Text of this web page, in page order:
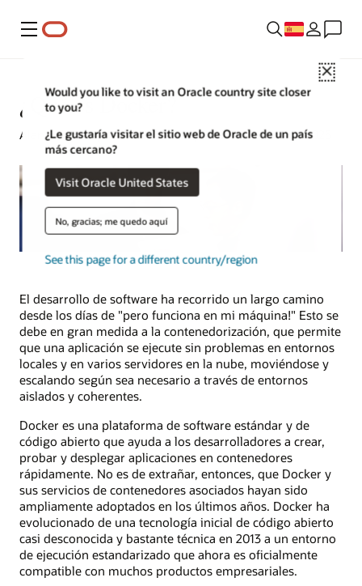
Menú
Close
Would you like to visit an Oracle country site closer
to you?
¿Le gustaría visitar el sitio web de Oracle de un país
más cercano?
Visit Oracle United States
No, gracias; me quedo aquí
See this page for a different country/region
¿Qué es Docker?
Alan Zeichick | Redactor sénior | 8 de diciembre de 2025
El desarrollo de software ha recorrido un largo camino
desde los días de "pero funciona en mi máquina!" Esto se
debe en gran medida a la contenedorización, que permite
que una aplicación se ejecute sin problemas en entornos
locales y en varios servidores en la nube, moviéndose y
escalando según sea necesario a través de entornos
aislados y coherentes.
Docker es una plataforma de software estándar y de
código abierto que ayuda a los desarrolladores a crear,
probar y desplegar aplicaciones en contenedores
rápidamente. No es de extrañar, entonces, que Docker y
sus servicios de contenedores asociados hayan sido
ampliamente adoptados en los últimos años. Docker ha
evolucionado de una tecnología inicial de código abierto
casi desconocida y bastante técnica en 2013 a un entorno
de ejecución estandarizado que ahora es oficialmente
compatible con muchos productos empresariales.